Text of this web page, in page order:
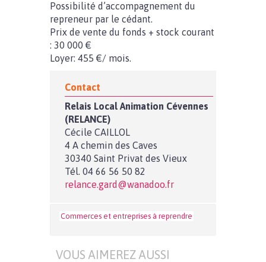
Possibilité d’accompagnement du
repreneur par le cédant.
Prix de vente du fonds + stock courant
: 30 000 €
Loyer: 455 €/ mois.
Contact
Relais Local Animation Cévennes
(RELANCE)
Cécile CAILLOL
4 A chemin des Caves
30340 Saint Privat des Vieux
Tél. 04 66 56 50 82
relance.gard@wanadoo.fr
Commerces et entreprises à reprendre
VOUS AIMEREZ AUSSI